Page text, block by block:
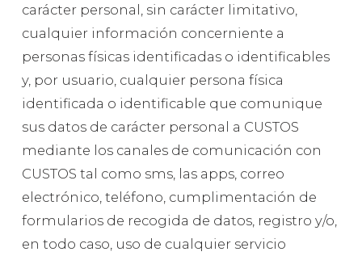
carácter personal, sin carácter limitativo,
cualquier información concerniente a
personas físicas identificadas o identificables
y, por usuario, cualquier persona física
identificada o identificable que comunique
sus datos de carácter personal a CUSTOS
mediante los canales de comunicación con
CUSTOS tal como sms, las apps, correo
electrónico, teléfono, cumplimentación de
formularios de recogida de datos, registro y/o,
en todo caso, uso de cualquier servicio